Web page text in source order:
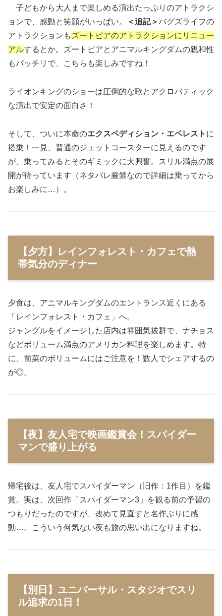
子どもから大人まで楽しめる演出たっぷりのアトラクシ
ョンで、感動と笑顔がいっぱい。
＜追記＞バグズライフの
アトラクションも ズートピアのアトラクションにリニュー
アルするとか。ズートピアとアニマルキングダムの親和性
もバッチリで、こちらも楽しみですね！
ライオンキングのショーは圧倒的な歌とアクロバティック
な演出で安定の面白さ！
そして、ついに本命のエクスペディション・エベレスト に
搭乗！一見、普通のジェットコースターに見えるのです
が、乗ってみるとそのギミックに大興奮。スリル満点の展
開が待っています（ネタバレ厳禁なので詳細は乗ってから
お楽しみに…）。
【夕方】レインフォレスト・カフェで熱
帯気分のディナー
夕食は、アニマルキングダムのエントランス近くにある
「レインフォレスト・カフェ」へ。
ジャングルをイメージした店内は雰囲気抜群で、ナチョス
などボリューム満点のアメリカン料理を楽しめます。特
に、前菜のボリュームにはご注意を！数人でシェアするの
が◎。
【夜】友人宅で映画鑑賞会！スパイダー
マンで盛り上がる
帰宅後は、友人宅でスパイダーマン（旧作：1作目）を鑑
賞。実は、次回作「スパイダーマン3」を観る前の予習の
つもりだったのですが、改めて見直すと名作ぶりに感
動…。こういう何気ない夜も旅の思い出になりますね。
【別日】ユニバーサル・スタジオでスリ
ル追求の1日！